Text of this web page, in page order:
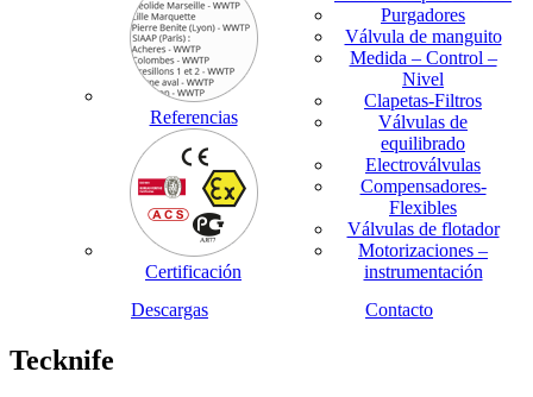
Referencias
Certificación
Purgadores
Válvula de manguito
Medida – Control –
Nivel
Clapetas-Filtros
Válvulas de
equilibrado
Electroválvulas
Compensadores-
Flexibles
Válvulas de flotador
Motorizaciones –
instrumentación
Descargas
Contacto
Tecknife